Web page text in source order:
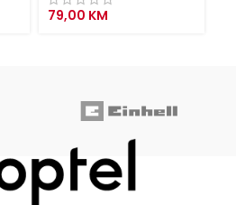
79,00 KM